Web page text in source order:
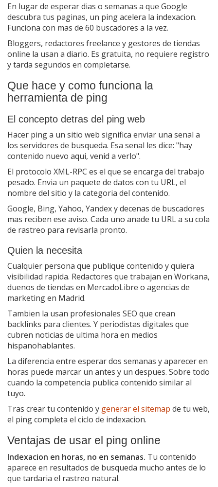
En lugar de esperar dias o semanas a que Google
descubra tus paginas, un ping acelera la indexacion.
Funciona con mas de 60 buscadores a la vez.
Bloggers, redactores freelance y gestores de tiendas
online la usan a diario. Es gratuita, no requiere registro
y tarda segundos en completarse.
Que hace y como funciona la
herramienta de ping
El concepto detras del ping web
Hacer ping a un sitio web significa enviar una senal a
los servidores de busqueda. Esa senal les dice: "hay
contenido nuevo aqui, venid a verlo".
El protocolo XML-RPC es el que se encarga del trabajo
pesado. Envia un paquete de datos con tu URL, el
nombre del sitio y la categoria del contenido.
Google, Bing, Yahoo, Yandex y decenas de buscadores
mas reciben ese aviso. Cada uno anade tu URL a su cola
de rastreo para revisarla pronto.
Quien la necesita
Cualquier persona que publique contenido y quiera
visibilidad rapida. Redactores que trabajan en Workana,
duenos de tiendas en MercadoLibre o agencias de
marketing en Madrid.
Tambien la usan profesionales SEO que crean
backlinks para clientes. Y periodistas digitales que
cubren noticias de ultima hora en medios
hispanohablantes.
La diferencia entre esperar dos semanas y aparecer en
horas puede marcar un antes y un despues. Sobre todo
cuando la competencia publica contenido similar al
tuyo.
Tras crear tu contenido y generar el sitemap de tu web,
el ping completa el ciclo de indexacion.
Ventajas de usar el ping online
Indexacion en horas, no en semanas. Tu contenido
aparece en resultados de busqueda mucho antes de lo
que tardaria el rastreo natural.